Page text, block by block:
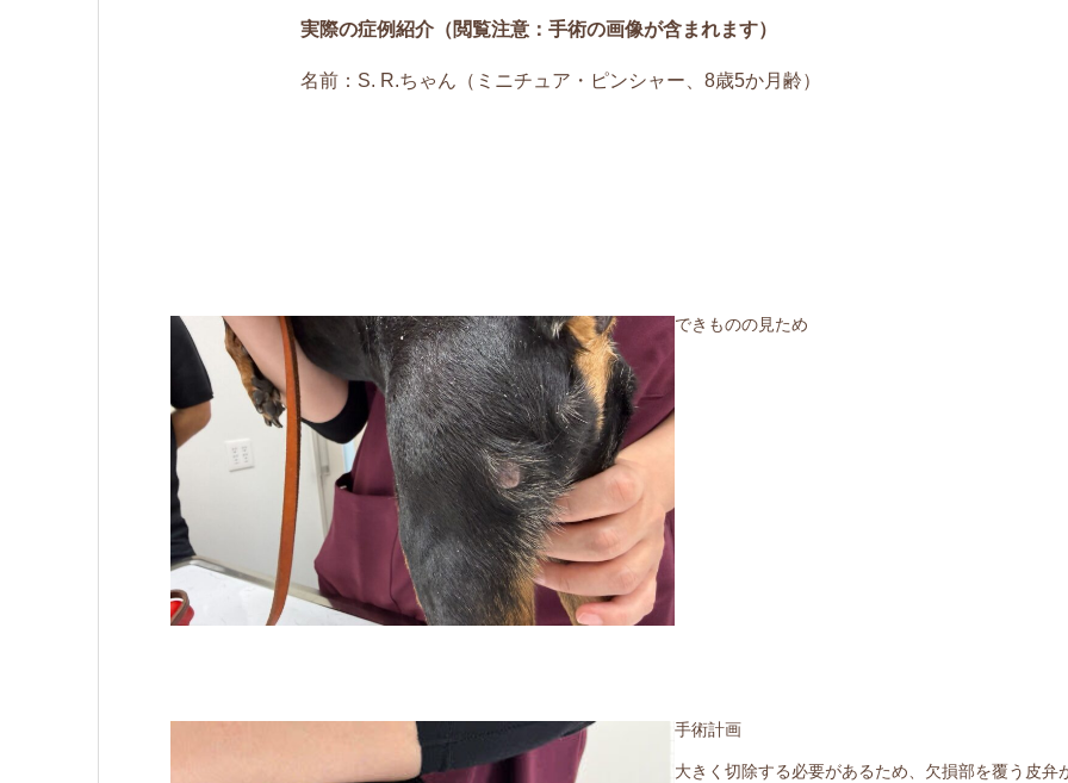
実際の症例紹介（閲覧注意：手術の画像が含まれます）
名前：S. R.ちゃん（ミニチュア・ピンシャー、8歳5か月齢）
できものの見ため
手術計画
大きく切除する必要があるため、欠損部を覆う皮弁